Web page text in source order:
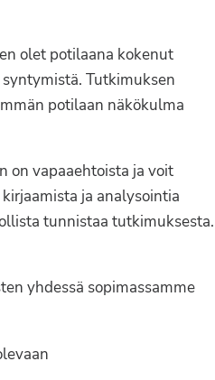
olet potilaana kokenut
Tutkimuksen
potilaan näkökulma
on vapaaehtoista ja voit
ja analysointia
tunnistaa tutkimuksesta.
yhdessä sopimassamme